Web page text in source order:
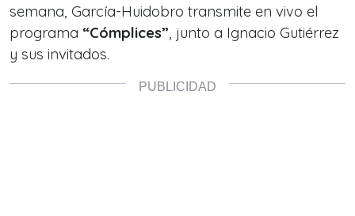
semana, García-Huidobro transmite en vivo el
programa “Cómplices”, junto a Ignacio Gutiérrez
y sus invitados.